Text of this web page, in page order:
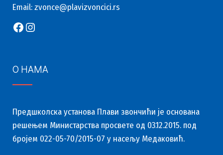
Email: zvonce@plavizvoncici.rs
Facebook
Instagram
О НАМА
Предшколска установа Плави звончићи је основана
решењем Министарства просвете од 03.12.2015. под
бројем 022-05-70/2015-07 у насељу Медаковић.